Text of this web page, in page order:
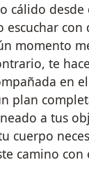
cálido
escuchar con
momento
te
en
plan
a tus
cuerpo
camino con